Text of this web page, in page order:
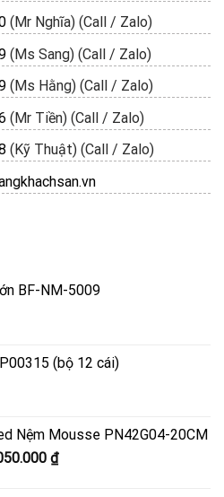
(Mr Nghĩa) (Call / Zalo)
(Ms Sang) (Call / Zalo)
(Ms Hằng) (Call / Zalo)
(Mr Tiền) (Call / Zalo)
(Kỹ Thuật) (Call / Zalo)
BF-NM-5009
(bộ 12 cái)
Nệm Mousse PN42G04-20CM
₫Giá